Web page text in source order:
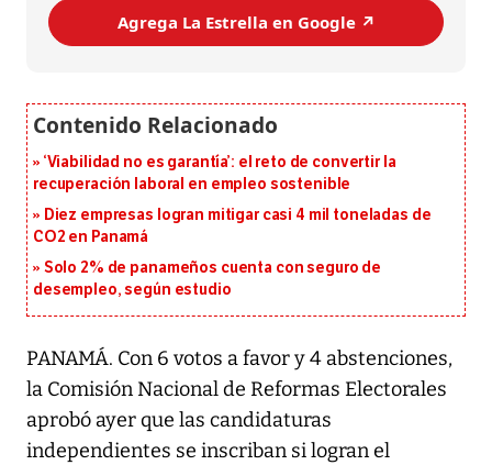
Agrega La Estrella en Google ↗️
‘Viabilidad no es garantía’: el reto de convertir la
recuperación laboral en empleo sostenible
Diez empresas logran mitigar casi 4 mil toneladas de
CO2 en Panamá
Solo 2% de panameños cuenta con seguro de
desempleo, según estudio
PANAMÁ. Con 6 votos a favor y 4 abstenciones,
la Comisión Nacional de Reformas Electorales
aprobó ayer que las candidaturas
independientes se inscriban si logran el